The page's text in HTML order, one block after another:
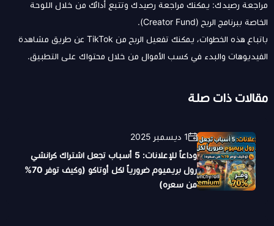
مراجعة رصيدك: يمكنك مراجعة رصيدك وتتبع أدائك من خلال اللوحة
الخاصة ببرنامج الربح (Creator Fund).
باتباع هذه الخطوات، يمكنك تفعيل الربح من TikTok عن طريق مشاهدة
الفيديوهات والبدء في كسب الأموال من خلال محتواك على التطبيق.
مقالات ذات صلة
1 ديسمبر 2025
وداعاً للإعلانات: 5 أسباب تجعل اشتراك كرانشي
رول بريميوم ضرورياً لكل أوتاكو (وكيف توفر 70%
من سعره)